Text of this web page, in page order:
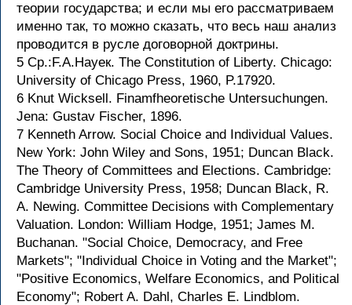
теории государства; и если мы его рассматриваем
именно так, то можно сказать, что весь наш анализ
проводится в русле договорной доктрины.
5 Ср.:F.А.Науек. The Constitution of Liberty. Chicago:
University of Chicago Press, 1960, P.17920.
6 Knut Wicksell. Finamfheoretische Untersuchungen.
Jena: Gustav Fischer, 1896.
7 Kenneth Arrow. Social Choice and Individual Values.
New York: John Wiley and Sons, 1951; Duncan Black.
The Theory of Committees and Elections. Cambridge:
Cambridge University Press, 1958; Duncan Black, R.
A. Newing. Committee Decisions with Complementary
Valuation. London: William Hodge, 1951; James M.
Buchanan. "Social Choice, Democracy, and Free
Markets"; "Individual Choice in Voting and the Market";
"Positive Economics, Welfare Economics, and Political
Economy"; Robert A. Dahl, Charles E. Lindblom.